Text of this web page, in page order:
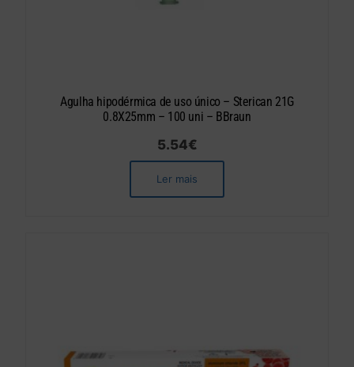
Agulha hipodérmica de uso único – Sterican 21G
0.8X25mm – 100 uni – BBraun
5.54€
Ler mais